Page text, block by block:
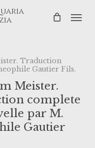
Traduction
Gautier Fils.
Meister.
complete
par M.
Gautier